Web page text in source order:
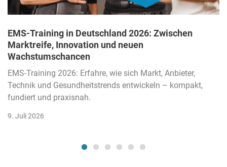
EMS-Training in Deutschland 2026: Zwischen
Marktreife, Innovation und neuen
Wachstumschancen
EMS-Training 2026: Erfahre, wie sich Markt, Anbieter,
Technik und Gesundheitstrends entwickeln – kompakt,
fundiert und praxisnah.
9. Juli 2026